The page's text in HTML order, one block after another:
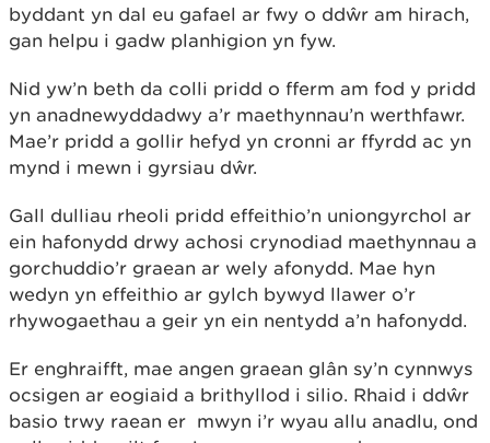
byddant yn dal eu gafael ar fwy o ddŵr am hirach,
gan helpu i gadw planhigion yn fyw.
Nid yw’n beth da colli pridd o fferm am fod y pridd
yn anadnewyddadwy a’r maethynnau’n werthfawr.
Mae’r pridd a gollir hefyd yn cronni ar ffyrdd ac yn
mynd i mewn i gyrsiau dŵr.
Gall dulliau rheoli pridd effeithio’n uniongyrchol ar
ein hafonydd drwy achosi crynodiad maethynnau a
gorchuddio’r graean ar wely afonydd. Mae hyn
wedyn yn effeithio ar gylch bywyd llawer o’r
rhywogaethau a geir yn ein nentydd a’n hafonydd.
Er enghraifft, mae angen graean glân sy’n cynnwys
ocsigen ar eogiaid a brithyllod i silio. Rhaid i ddŵr
basio trwy raean er mwyn i’r wyau allu anadlu, ond